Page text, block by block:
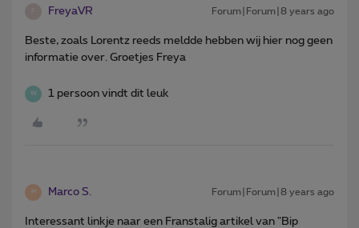
FreyaVR Forum|Forum|8 years ago
Beste, zoals Lorentz reeds meldde hebben wij hier nog geen
informatie over. Groetjes Freya
W 1 persoon vindt dit leuk
M Marco S. Forum|Forum|8 years ago
Interessant linkje naar een Franstalig artikel van "Bip